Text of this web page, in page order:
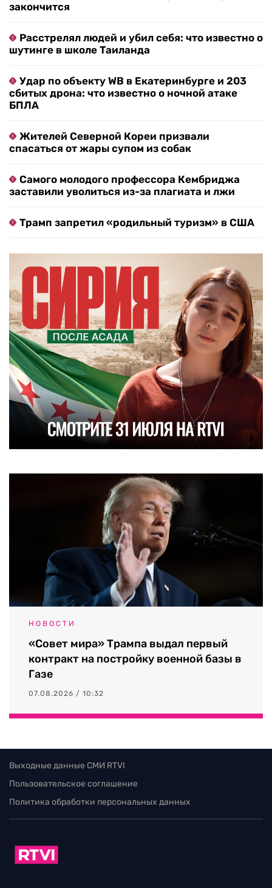
закончится
Расстрелял людей и убил себя: что известно о
шутинге в школе Таиланда
Удар по объекту WB в Екатеринбурге и 203
сбитых дрона: что известно о ночной атаке
БПЛА
Жителей Северной Кореи призвали
спасаться от жары супом из собак
Самого молодого профессора Кембриджа
заставили уволиться из-за плагиата и лжи
Трамп запретил «родильный туризм» в США
НОВОСТИ
«Совет мира» Трампа выдал первый
контракт на постройку военной базы в
Газе
07.08.2026 / 10:32
Выходные данные СМИ RTVI
Пользовательское соглашение
Политика обработки персональных данных